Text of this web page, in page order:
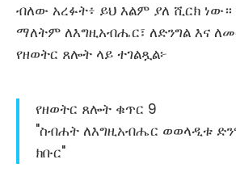
ብለው አረፉት፥ ይህ እልም ያለ ሺርክ
ማለትም ለእግዚአብሔር፣ ለድንግል እና
የዘወትር ጸሎት ላይ ተገልጿል፦
የዘወትር ጸሎት ቁጥር 9
"ስብሐት ለእግዚአብሔር ወወላዲቱ
ክቡር"